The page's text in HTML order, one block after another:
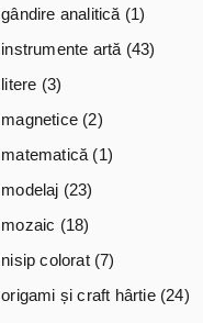
gândire analitică(1)
instrumente artă(43)
litere (3)
magnetice (2)
matematică(1)
modelaj (23)
mozaic (18)
nisip colorat(7)
origami și craft hârtie(24)